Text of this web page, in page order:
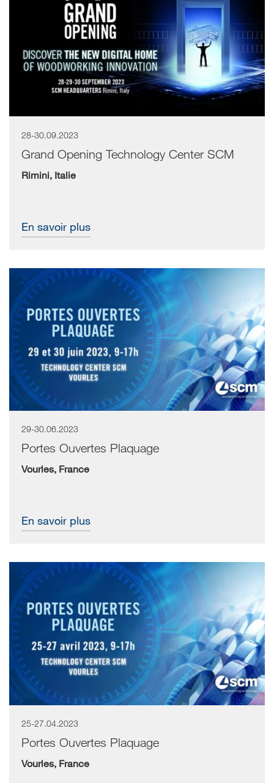
28-30.09.2023
Grand Opening Technology Center SCM
Rimini, Italie
En savoir plus
29-30.06.2023
Portes Ouvertes Plaquage
Vourles, France
En savoir plus
25-27.04.2023
Portes Ouvertes Plaquage
Vourles, France